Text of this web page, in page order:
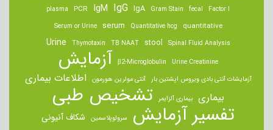
Factor I
fecal
Gram Stain
IgA
IgG
IgM
PCR
plasma
quantitative
Quantitative hcg
serum
Serum or Urine
Spinal Fluid Analysis
stool
TB NAAT
Thymotaxin
Urine
Urine Creatinine
β2-Microglobulin آزمایش
آزمایشات آنتی بادی ویروس اپشتین بار آنتی مولرین هورمون اطلاعات بیماری
بیماری بیماری آلزایمر تشخیص طبی
تفسیر آزمایش سرولوپلاسمین شکاف آنیونی